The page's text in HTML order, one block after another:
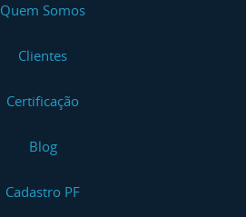
Quem Somos
Clientes
Certificação
Blog
Cadastro PF